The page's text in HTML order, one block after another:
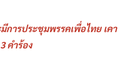
การประชุมพรรคเพื่อไทย เคา
คำร้อง